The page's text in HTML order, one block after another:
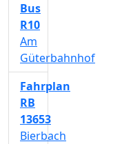
Bus
R10
Am
Güterbahnhof
Fahrplan
RB
13653
Bierbach